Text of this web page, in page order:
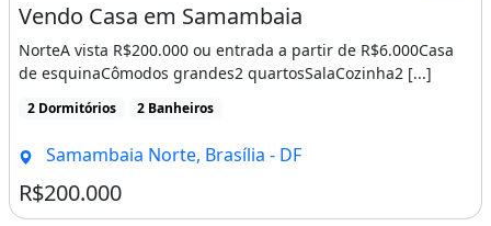
Vendo Casa em Samambaia
NorteA vista R$200.000 ou entrada a partir de R$6.000Casa
de esquinaCômodos grandes2 quartosSalaCozinha2 [...]
2 Dormitórios 2 Banheiros
Samambaia Norte, Brasília - DF
R$200.000